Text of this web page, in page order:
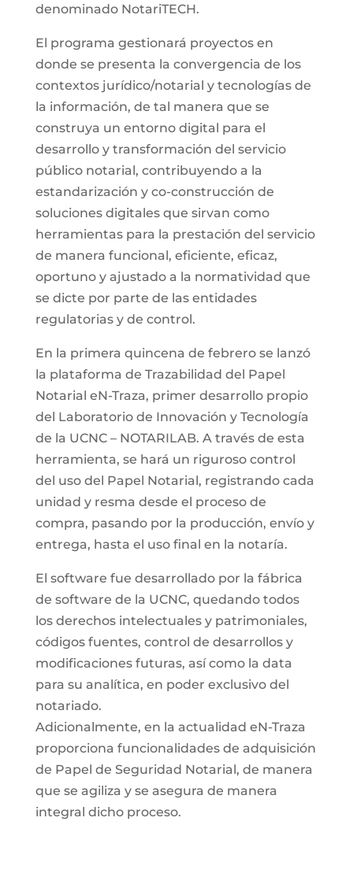
denominado NotariTECH.
El programa gestionará proyectos en
donde se presenta la convergencia de los
contextos jurídico/notarial y tecnologías de
la información, de tal manera que se
construya un entorno digital para el
desarrollo y transformación del servicio
público notarial, contribuyendo a la
estandarización y co-construcción de
soluciones digitales que sirvan como
herramientas para la prestación del servicio
de manera funcional, eficiente, eficaz,
oportuno y ajustado a la normatividad que
se dicte por parte de las entidades
regulatorias y de control.
En la primera quincena de febrero se lanzó
la plataforma de Trazabilidad del Papel
Notarial eN-Traza, primer desarrollo propio
del Laboratorio de Innovación y Tecnología
de la UCNC – NOTARILAB. A través de esta
herramienta, se hará un riguroso control
del uso del Papel Notarial, registrando cada
unidad y resma desde el proceso de
compra, pasando por la producción, envío y
entrega, hasta el uso final en la notaría.
El software fue desarrollado por la fábrica
de software de la UCNC, quedando todos
los derechos intelectuales y patrimoniales,
códigos fuentes, control de desarrollos y
modificaciones futuras, así como la data
para su analítica, en poder exclusivo del
notariado.
Adicionalmente, en la actualidad eN-Traza
proporciona funcionalidades de adquisición
de Papel de Seguridad Notarial, de manera
que se agiliza y se asegura de manera
integral dicho proceso.